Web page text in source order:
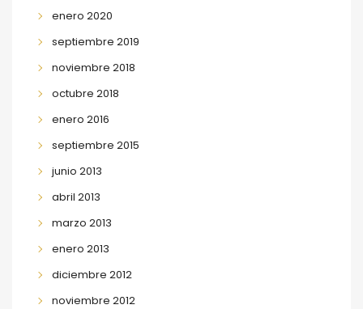
enero 2020
septiembre 2019
noviembre 2018
octubre 2018
enero 2016
septiembre 2015
junio 2013
abril 2013
marzo 2013
enero 2013
diciembre 2012
noviembre 2012